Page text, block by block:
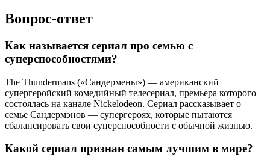
Вопрос-ответ
Как называется сериал про семью с
суперспособностями?
The Thundermans («Сандермены») — американский
супергеройский комедийный телесериал, премьера которого
состоялась на канале Nickelodeon. Сериал рассказывает о
семье Сандермэнов — супергероях, которые пытаются
сбалансировать свои суперспособности с обычной жизнью.
Какой сериал признан самым лучшим в мире?